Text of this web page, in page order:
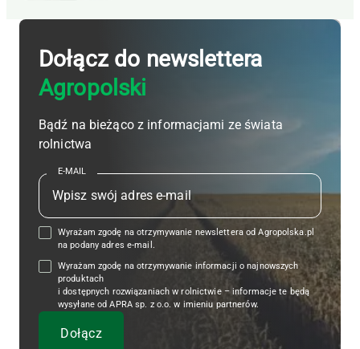
Dołącz do newslettera
Agropolski
Bądź na bieżąco z informacjami ze świata
rolnictwa
E-MAIL
Wyrażam zgodę na otrzymywanie newslettera od Agropolska.pl
na podany adres e-mail.
Wyrażam zgodę na otrzymywanie informacji o najnowszych
produktach
i dostępnych rozwiązaniach w rolnictwie – informacje te będą
wysyłane od APRA sp. z o.o. w imieniu partnerów.